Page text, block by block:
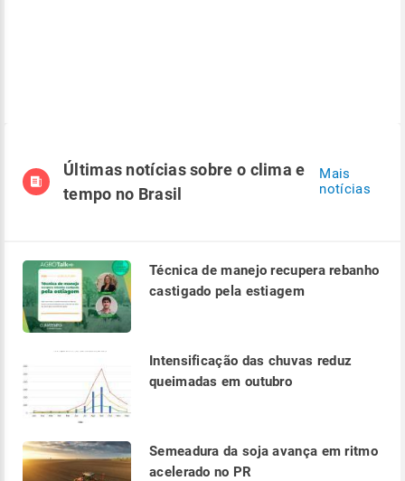
Últimas notícias sobre o clima e
tempo no Brasil
Mais
notícias
Técnica de manejo recupera rebanho
castigado pela estiagem
Intensificação das chuvas reduz
queimadas em outubro
Semeadura da soja avança em ritmo
acelerado no PR